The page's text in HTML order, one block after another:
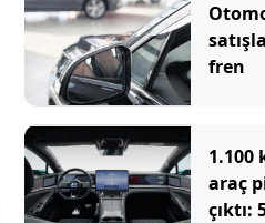
fren
1.100
araç
çıktı: